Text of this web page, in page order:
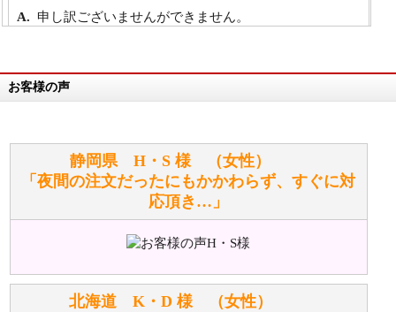
申し訳ございませんができません。
万が一欲しい商品が見つからない場合は、探して取り
お任せください！それは当店が謡っています「おも
てなしの心」で対応させていただきます。
シュタイフのぬいぐるみは洗濯できますか？ ぬいぐ
るみのお手入れ方法を教えてください。
詳しくはこちら をご覧ください。
お客様の声
静岡県 H・S 様 （女性）
「夜間の注文だったにもかかわらず、すぐに対
応頂き…」
北海道 K・D 様 （女性）